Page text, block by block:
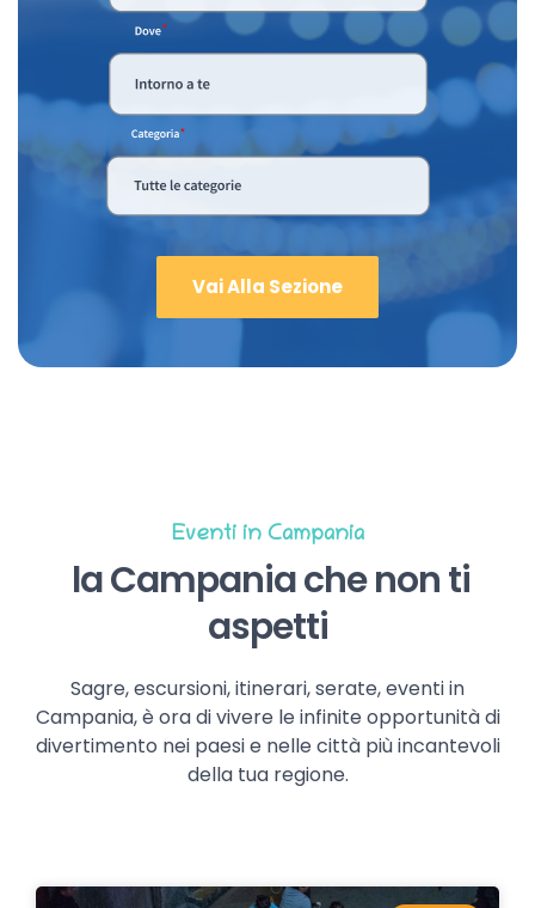
Vai Alla Sezione
Eventi in Campania
la Campania che non ti
aspetti
Sagre, escursioni, itinerari, serate, eventi in
Campania, è ora di vivere le infinite opportunità di
divertimento nei paesi e nelle città più incantevoli
della tua regione.